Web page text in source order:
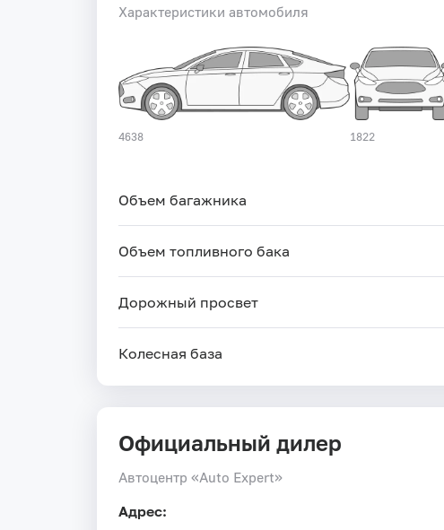
Характеристики автомобиля
4638 1822
Объем багажника
Объем топливного бака
Дорожный просвет
Колесная база
Официальный дилер
Автоцентр «Auto Expert»
Адрес: